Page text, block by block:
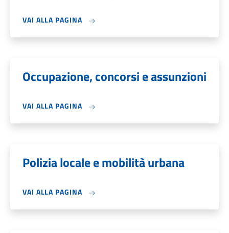
VAI ALLA PAGINA
Occupazione, concorsi e assunzioni
VAI ALLA PAGINA
Polizia locale e mobilità urbana
VAI ALLA PAGINA